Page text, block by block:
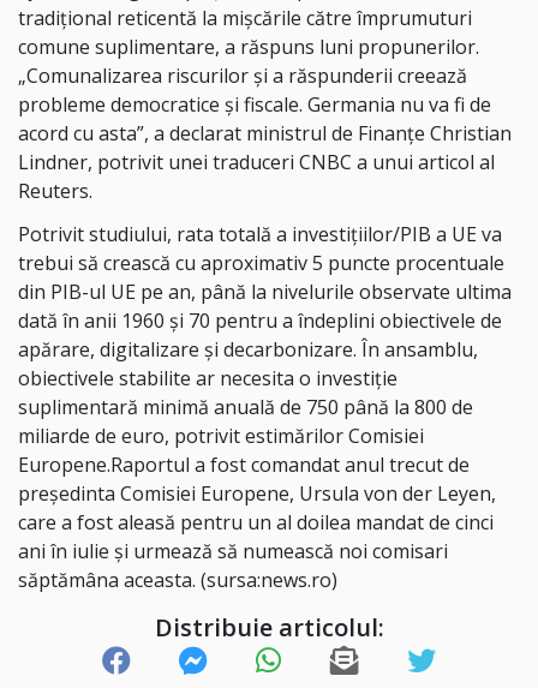
tradiţional reticentă la mişcările către împrumuturi
comune suplimentare, a răspuns luni propunerilor.
„Comunalizarea riscurilor şi a răspunderii creează
probleme democratice şi fiscale. Germania nu va fi de
acord cu asta”, a declarat ministrul de Finanţe Christian
Lindner, potrivit unei traduceri CNBC a unui articol al
Reuters.
Potrivit studiului, rata totală a investiţiilor/PIB a UE va
trebui să crească cu aproximativ 5 puncte procentuale
din PIB-ul UE pe an, până la nivelurile observate ultima
dată în anii 1960 şi 70 pentru a îndeplini obiectivele de
apărare, digitalizare şi decarbonizare. În ansamblu,
obiectivele stabilite ar necesita o investiţie
suplimentară minimă anuală de 750 până la 800 de
miliarde de euro, potrivit estimărilor Comisiei
Europene.Raportul a fost comandat anul trecut de
preşedinta Comisiei Europene, Ursula von der Leyen,
care a fost aleasă pentru un al doilea mandat de cinci
ani în iulie şi urmează să numească noi comisari
săptămâna aceasta. (sursa:news.ro)
Distribuie articolul: